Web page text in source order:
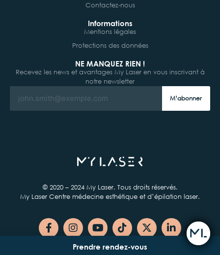
Contactez-nous
Informations
Mentions légales
Protections des données
NE MANQUEZ RIEN !
Recevez les news et avantages My Laser en vous inscrivant à
notre newsletter
M’abonner
© 2020 – 2024 My Laser. Tous droits réservés.
My Laser Centre médecine esthétique et d’épilation laser.
Prendre rendez-vous